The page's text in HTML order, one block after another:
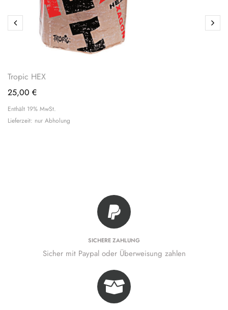
Tropic HEX
25,00 €
Enthält 19% MwSt.
Lieferzeit: nur Abholung
SICHERE ZAHLUNG
Sicher mit Paypal oder Überweisung zahlen